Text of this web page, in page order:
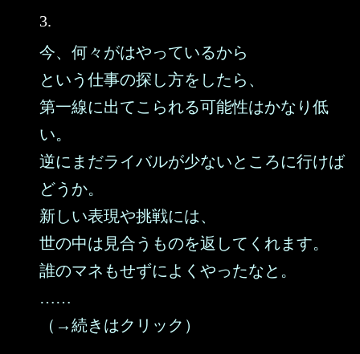
3.
今、何々がはやっているから
という仕事の探し方をしたら、
第一線に出てこられる可能性はかなり低
い。
逆にまだライバルが少ないところに行けば
どうか。
新しい表現や挑戦には、
世の中は見合うものを返してくれます。
誰のマネもせずによくやったなと。
……
（→続きはクリック）